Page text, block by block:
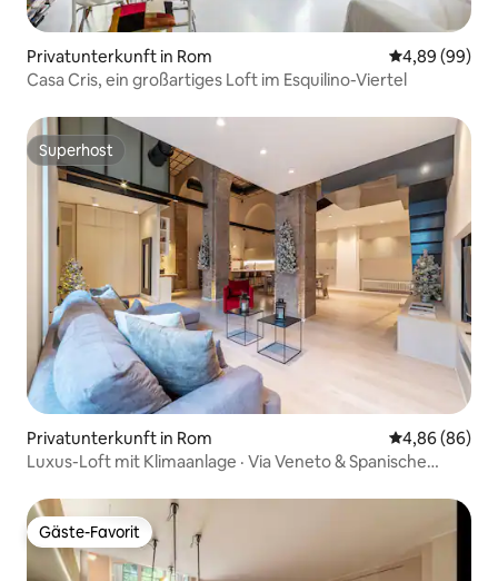
Privatunterkunft in Rom
4,89 (99)
Casa Cris, ein großartiges Loft im Esquilino-Viertel
Superhost
Superhost
Privatunterkunft in Rom
4,86 (86)
Luxus-Loft mit Klimaanlage · Via Veneto & Spanische
Gäste-Favorit
Gäste-Favorit